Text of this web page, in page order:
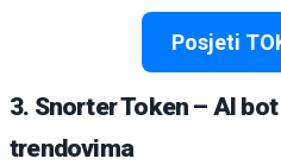
Posjeti
3. Snorter Token – AI
trendovima